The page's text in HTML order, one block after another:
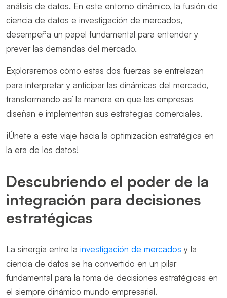
análisis de datos. En este entorno dinámico, la fusión de
ciencia de datos e investigación de mercados,
desempeña un papel fundamental para entender y
prever las demandas del mercado.
Exploraremos cómo estas dos fuerzas se entrelazan
para interpretar y anticipar las dinámicas del mercado,
transformando así la manera en que las empresas
diseñan e implementan sus estrategias comerciales.
¡Únete a este viaje hacia la optimización estratégica en
la era de los datos!
Descubriendo el poder de la
integración para decisiones
estratégicas
La sinergia entre la investigación de mercados y la
ciencia de datos se ha convertido en un pilar
fundamental para la toma de decisiones estratégicas en
el siempre dinámico mundo empresarial.